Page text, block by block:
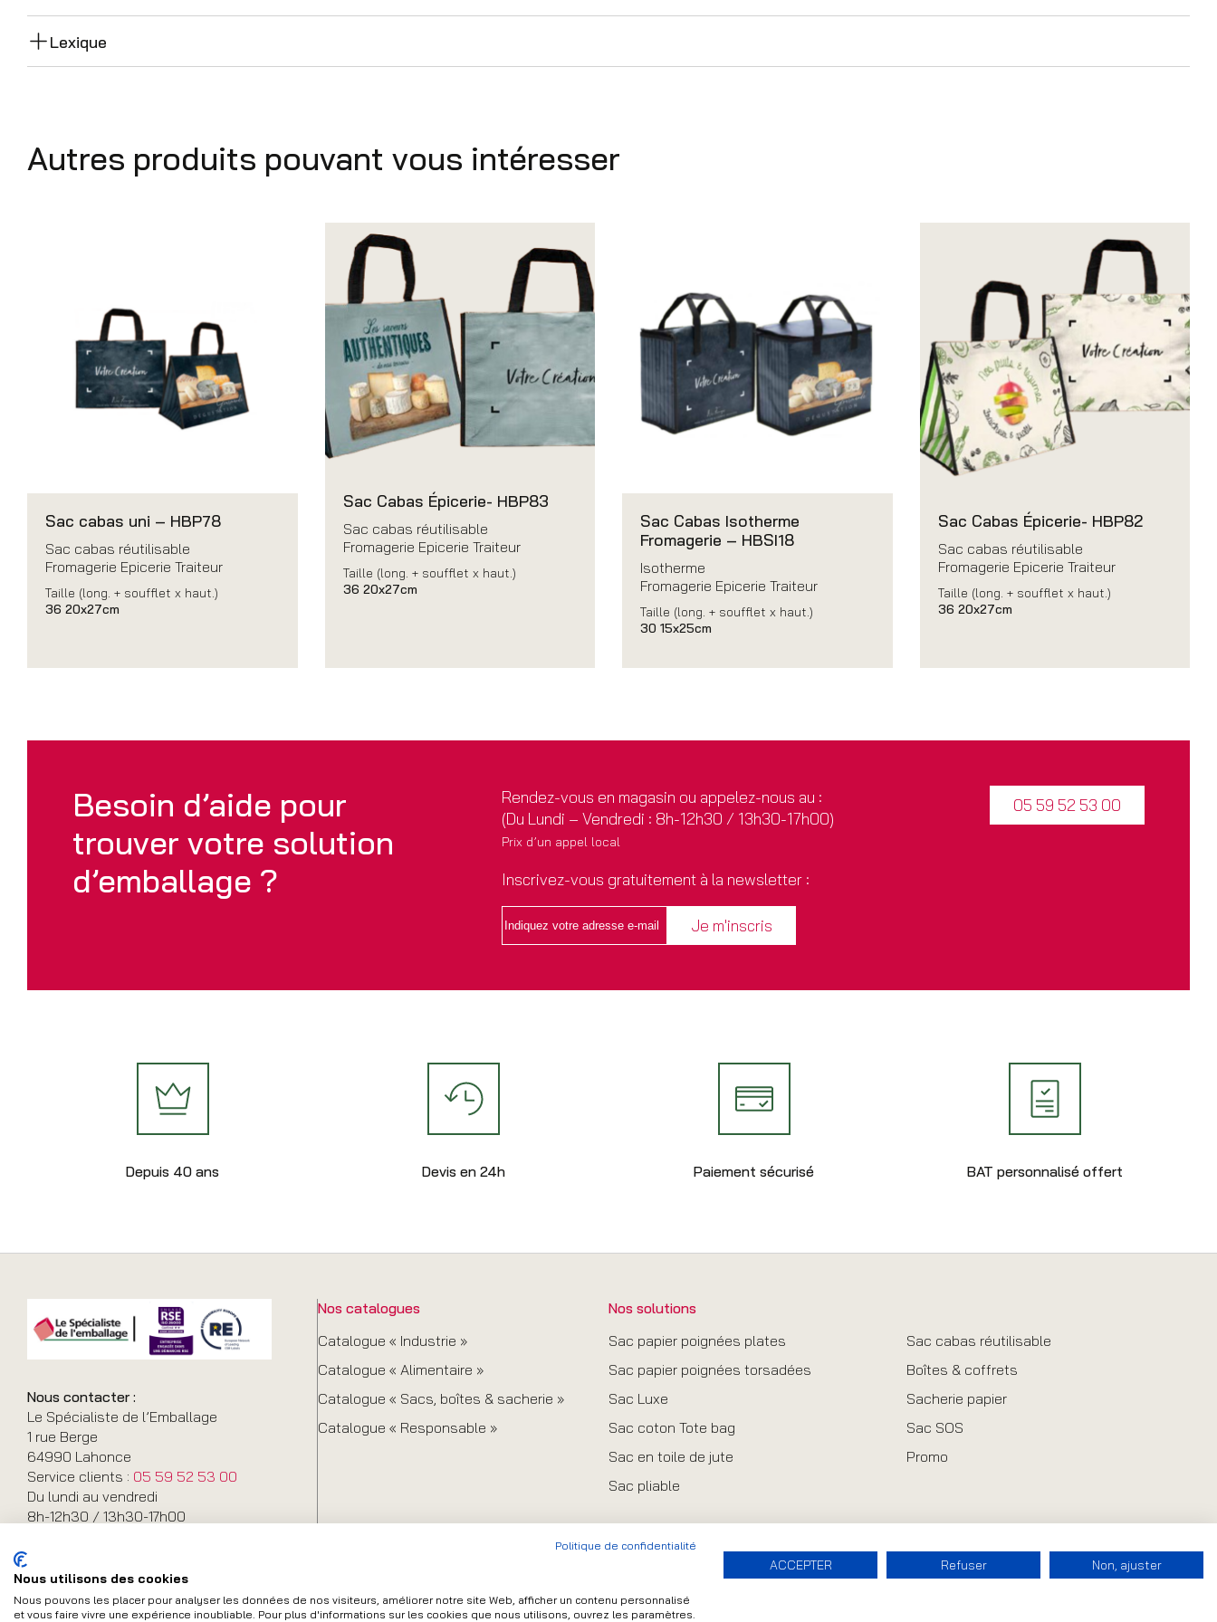
Lexique
Autres produits pouvant vous intéresser
Sac cabas uni – HBP78
Sac cabas réutilisable
Fromagerie Epicerie Traiteur
Taille (long. + soufflet x haut.)
36 20x27cm
Sac Cabas Épicerie- HBP83
Sac cabas réutilisable
Fromagerie Epicerie Traiteur
Taille (long. + soufflet x haut.)
36 20x27cm
Sac Cabas Isotherme
Fromagerie – HBSI18
Isotherme
Fromagerie Epicerie Traiteur
Taille (long. + soufflet x haut.)
30 15x25cm
Sac Cabas Épicerie- HBP82
Sac cabas réutilisable
Fromagerie Epicerie Traiteur
Taille (long. + soufflet x haut.)
36 20x27cm
Besoin d’aide pour
trouver votre solution
d’emballage ?
Rendez-vous en magasin ou appelez-nous au :
(Du Lundi – Vendredi : 8h-12h30 / 13h30-17h00)
Prix d’un appel local
05 59 52 53 00
Inscrivez-vous gratuitement à la newsletter :
Depuis 40 ans Devis en 24h Paiement sécurisé BAT personnalisé offert
Nous contacter :
Le Spécialiste de l’Emballage
1 rue Berge
64990 Lahonce
Service clients : 05 59 52 53 00
Du lundi au vendredi
8h-12h30 / 13h30-17h00
Nos catalogues
Catalogue « Industrie »
Catalogue « Alimentaire »
Catalogue « Sacs, boîtes & sacherie »
Catalogue « Responsable »
Nos solutions
Sac papier poignées plates
Sac papier poignées torsadées
Sac Luxe
Sac coton Tote bag
Sac en toile de jute
Sac pliable
Sac cabas réutilisable
Boîtes & coffrets
Sacherie papier
Sac SOS
Promo
Politique de confidentialité
Nous utilisons des cookies
Nous pouvons les placer pour analyser les données de nos visiteurs, améliorer notre site Web, afficher un contenu personnalisé
et vous faire vivre une expérience inoubliable. Pour plus d'informations sur les cookies que nous utilisons, ouvrez les paramètres.
ACCEPTER Refuser Non, ajuster